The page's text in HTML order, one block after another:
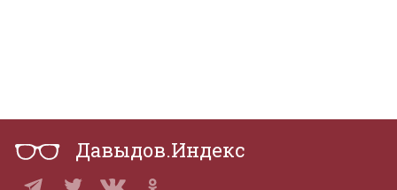
Давыдов.Индекс